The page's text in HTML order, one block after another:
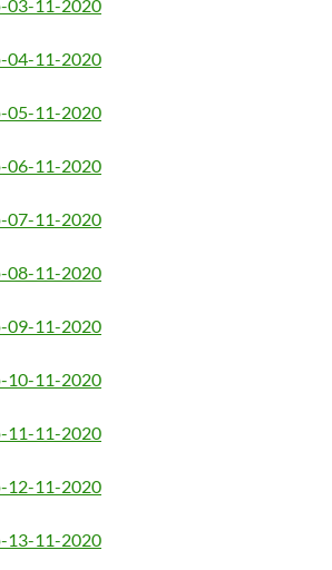
03-11-2020
04-11-2020
05-11-2020
06-11-2020
07-11-2020
08-11-2020
09-11-2020
10-11-2020
11-11-2020
12-11-2020
13-11-2020